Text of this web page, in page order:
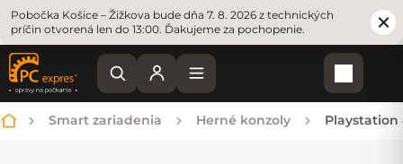
Pobočka Košice – Žižkova bude dňa 7. 8. 2026 z technických
príčin otvorená len do 13:00. Ďakujeme za pochopenie.
Domov
Smart zariadenia Herné konzoly Playstation